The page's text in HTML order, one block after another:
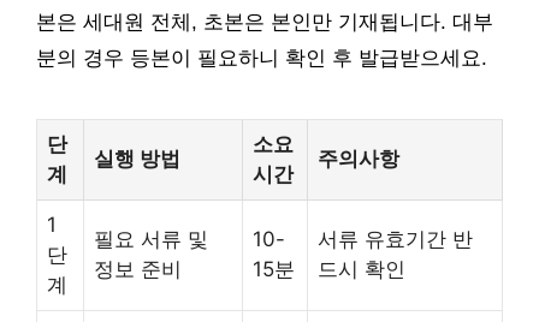
본은 세대원 전체, 초본은 본인만 기재됩니다. 대부
분의 경우 등본이 필요하니 확인 후 발급받으세요.
단
계
실행 방법
소요
시간
주의사항
1
단
계
필요 서류 및
정보 준비
10-
15분
서류 유효기간 반
드시 확인